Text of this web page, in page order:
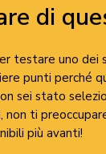
di
testare uno dei
punti perché
sei stato
ti
più avanti!